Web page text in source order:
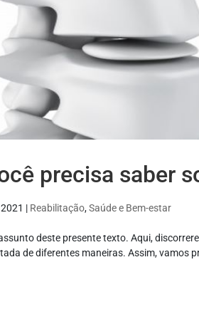
precisa saber
| Reabilitação,Saúde e Bem-estar
deste presente texto. Aqui,
de diferentes maneiras. Assim, vamos